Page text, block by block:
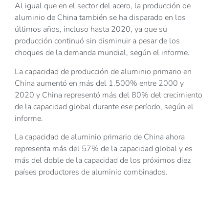
Al igual que en el sector del acero, la producción de
aluminio de China también se ha disparado en los
últimos años, incluso hasta 2020, ya que su
producción continuó sin disminuir a pesar de los
choques de la demanda mundial, según el informe.
La capacidad de producción de aluminio primario en
China aumentó en más del 1.500% entre 2000 y
2020 y China representó más del 80% del crecimiento
de la capacidad global durante ese período, según el
informe.
La capacidad de aluminio primario de China ahora
representa más del 57% de la capacidad global y es
más del doble de la capacidad de los próximos diez
países productores de aluminio combinados.